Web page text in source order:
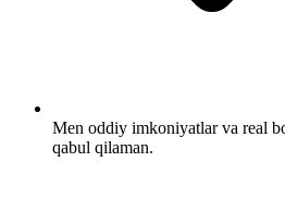
Men oddiy imkoniyatlar va real
qabul qilaman.